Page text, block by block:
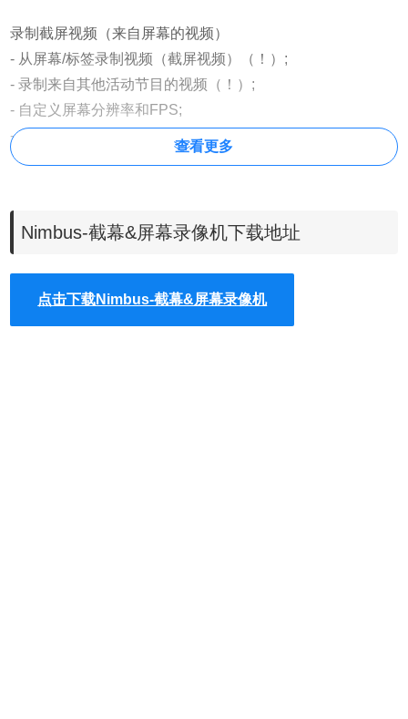
录制截屏视频（来自屏幕的视频）
- 从屏幕/标签录制视频（截屏视频）（！）;
- 录制来自其他活动节目的视频（！）;
- 自定义屏幕分辨率和FPS;
- 你可以画视频;
- 在屏幕截图中粘贴不同的图案和文本框;
- 调整屏幕大小并剪裁;
- 突出显示屏幕截图上的文字（！）;
查看更多
Nimbus-截幕&屏幕录像机下载地址
点击下载Nimbus-截幕&屏幕录像机